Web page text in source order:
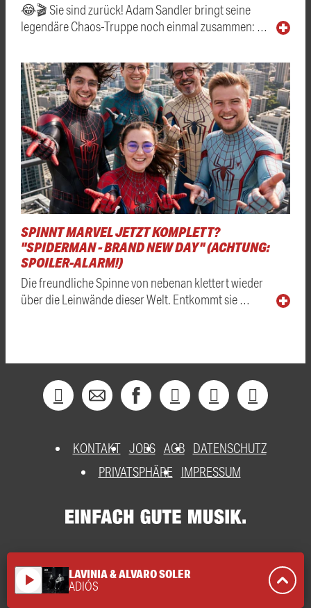
😂🎬 Sie sind zurück! Adam Sandler bringt seine
legendäre Chaos-Truppe noch einmal zusammen: …
SPINNT MARVEL JETZT KOMPLETT?
"SPIDERMAN - BRAND NEW DAY" (ACHTUNG:
SPOILER-ALARM!)
Die freundliche Spinne von nebenan klettert wieder
über die Leinwände dieser Welt. Entkommt sie …
KONTAKT JOBS AGB DATENSCHUTZ
PRIVATSPHÄRE
IMPRESSUM
play_arrow LAVINIA & ALVARO SOLER
ADIÓS